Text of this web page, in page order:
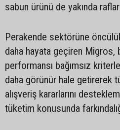
sabun ürünü de yakında
Perakende sektörüne
daha hayata geçiren Migros,
performansı bağımsız
daha görünür hale getirerek
alışveriş kararlarını
tüketim konusunda